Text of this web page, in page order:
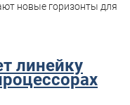
новые горизонты для
линейку